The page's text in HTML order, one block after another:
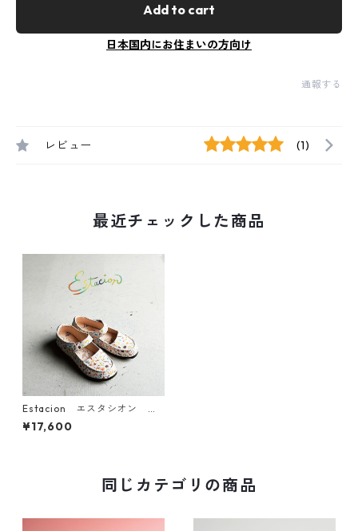
Add to cart
日本国内にお住まいの方向け
通報する
レビュー (1)
最近チェックした商品
Estacion エスタシオン ア
ニマル柄レザーストラップシ
ューズ 3328-26
¥17,600
同じカテゴリの商品